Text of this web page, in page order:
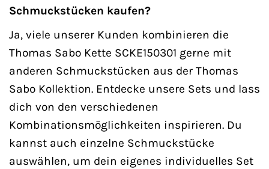
Schmuckstücken kaufen?
Ja, viele unserer Kunden kombinieren die
Thomas Sabo Kette SCKE150301 gerne mit
anderen Schmuckstücken aus der Thomas
Sabo Kollektion. Entdecke unsere Sets und lass
dich von den verschiedenen
Kombinationsmöglichkeiten inspirieren. Du
kannst auch einzelne Schmuckstücke
auswählen, um dein eigenes individuelles Set